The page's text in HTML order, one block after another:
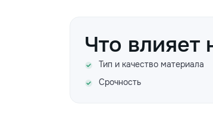
Что влияет
Тип и качество материала
Срочность